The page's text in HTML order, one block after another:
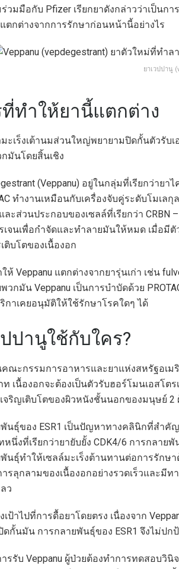
วมมือกับ Pfizer เรียกยาดังกล่าวว่าเป็นก
แตกต่างจากการรักษาก่อนหน้านี้อย่างไร
ยาเวปปานู
ที่ทำให้ยานี้แตกต่าง
ะเร็งเต้านมส่วนใหญ่พยายามปิดกั้นตัวรับ
มันโดยสิ้นเชิง
(Veppanu) อยู่ในกลุ่มที่เรียกว่าย
ทำงานเหมือนกับเครื่องจับคู่ระดับโมเ
ละส่วนประกอบของเซลล์ที่เรียกว่า
เจนเพื่อกำจัดและทำลายมันให้หมด เมื่อมี
ติบโตของเนื้องอก
ห้ Veppanu แตกต่างจากยารุ่นเก่า เช่น
วกมัน Veppanu เป็นการบำบัดด้วย
กาเคยอนุมัติให้ใช้รักษาโรคใดๆ ได้
ปานูใช้กับใคร?
ณะกรรมการอาหารและยาแห่งสหรัฐอเม
ท เนื้องอกจะต้องเป็นตัวรับฮอร์โมนเอสโต
จริญเติบโตของผิวหนังชั้นนอกของมนุษย์ 2
นธุ์ของ ESR1 เป็นปัญหาทางคลินิกที่สำคั
หนึ่งที่เรียกว่ายายับยั้ง CDK4/6 การกลา
นธุ์ทำให้เซลล์มะเร็งต้านทานต่อการรักษ
รลุกลามของเนื้องอกอย่างรวดเร็วและมี
ว
เป้าไปที่การดื้อยาโดยตรง เนื่องจาก
กั้นมัน การกลายพันธุ์ของ ESR1 จึงไม่ปก
รรับ Veppanu ผู้ป่วยต้องทำการทดสอบวินิ